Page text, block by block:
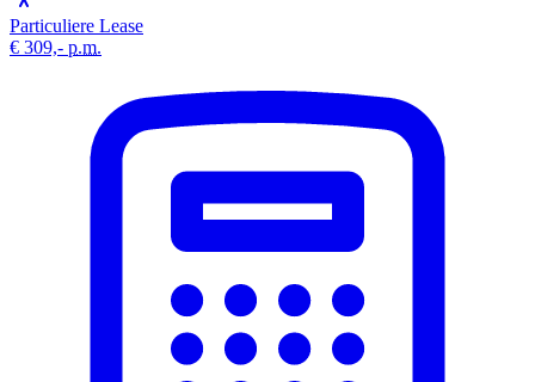
Particuliere Lease
€ 309,- p.m.